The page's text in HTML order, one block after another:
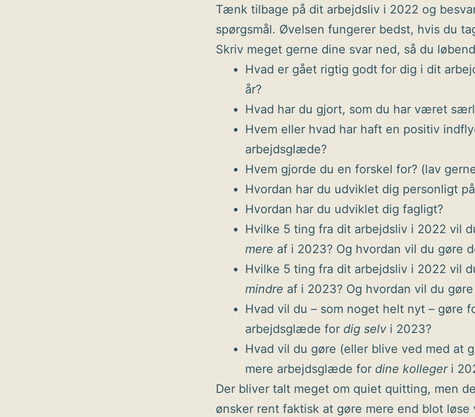
Tænk tilbage på dit arbejdsliv i 2022 og
spørgsmål. Øvelsen fungerer bedst, hvis du
Skriv meget gerne dine svar ned, så du
Hvad er gået rigtig godt for dig i dit
år?
Hvad har du gjort, som du har været
Hvem eller hvad har haft en positiv
arbejdsglæde?
Hvem gjorde du en forskel for? (lav
Hvordan har du udviklet dig personligt
Hvordan har du udviklet dig fagligt?
Hvilke 5 ting fra dit arbejdsliv i 2022 vil
mere af i 2023? Og hvordan vil du gøre
Hvilke 5 ting fra dit arbejdsliv i 2022 vil
mindre af i 2023? Og hvordan vil du
Hvad vil du – som noget helt nyt – gøre
arbejdsglæde for dig selv i 2023?
Hvad vil du gøre (eller blive ved med at
mere arbejdsglæde for dine kollegeri
Der bliver talt meget om quiet quitting, men
ønsker rent faktisk at gøre mere end blot løse